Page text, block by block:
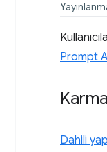
Prompt
Dahili